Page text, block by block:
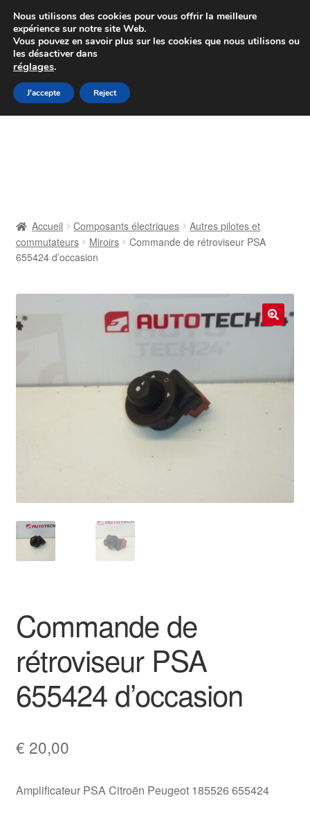
Colissimo livraison à partir de 7 EUR
Du lundi au vendredi de 9 h à 16 h
Aller
à
Aller
au
Contact
Livraison internationale
Paiements
Politique de confidentialité
Procédure de Réclamation
Accueil Composants électriques
Autres pilotes et
commutateurs
Miroirs
Commande de rétroviseur PSA
655424 d’occasion
Commande de
rétroviseur PSA
655424 d’occasion
€ 20,00
Amplificateur PSA Citroën Peugeot 185526 655424
Nous utilisons des cookies pour vous offrir la meilleure
expérience sur notre site Web.
Vous pouvez en savoir plus sur les cookies que nous utilisons ou
les désactiver dans
réglages.
J'accepte Reject